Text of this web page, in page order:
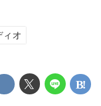
ィオ